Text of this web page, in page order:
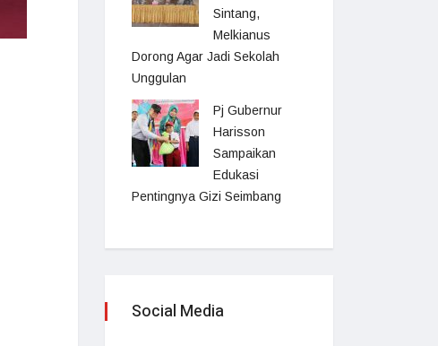
Sintang,
Melkianus
Dorong Agar Jadi Sekolah
Unggulan
Pj Gubernur
Harisson
Sampaikan
Edukasi
Pentingnya Gizi Seimbang
Social Media